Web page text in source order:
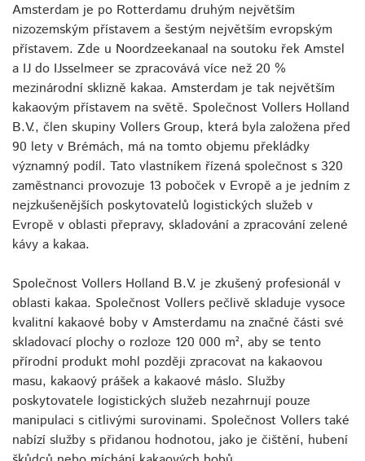
Amsterdam je po Rotterdamu druhým největším
nizozemským přístavem a šestým největším evropským
přístavem. Zde u Noordzeekanaal na soutoku řek Amstel
a IJ do IJsselmeer se zpracovává více než 20 %
mezinárodní sklizně kakaa. Amsterdam je tak největším
kakaovým přístavem na světě. Společnost Vollers Holland
B.V., člen skupiny Vollers Group, která byla založena před
90 lety v Brémách, má na tomto objemu překládky
významný podíl. Tato vlastníkem řízená společnost s 320
zaměstnanci provozuje 13 poboček v Evropě a je jedním z
nejzkušenějších poskytovatelů logistických služeb v
Evropě v oblasti přepravy, skladování a zpracování zelené
kávy a kakaa.
Společnost Vollers Holland B.V. je zkušený profesionál v
oblasti kakaa. Společnost Vollers pečlivě skladuje vysoce
kvalitní kakaové boby v Amsterdamu na značné části své
skladovací plochy o rozloze 120 000 m², aby se tento
přírodní produkt mohl později zpracovat na kakaovou
masu, kakaový prášek a kakaové máslo. Služby
poskytovatele logistických služeb nezahrnují pouze
manipulaci s citlivými surovinami. Společnost Vollers také
nabízí služby s přidanou hodnotou, jako je čištění, hubení